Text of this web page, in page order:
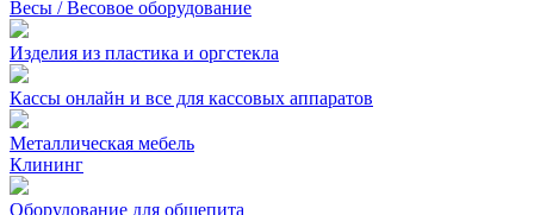
Весы / Весовое оборудование
Изделия из пластика и оргстекла
Кассы онлайн и все для кассовых аппаратов
Металлическая мебель
Клининг
Оборудование для общепита